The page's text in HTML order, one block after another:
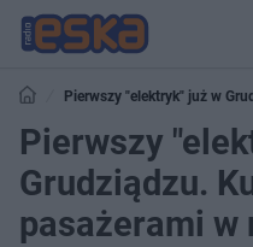
Pierwszy "elektryk" już w
[ZDJĘCIA]
Pierwszy
Grudziądzu.
pasażerami w